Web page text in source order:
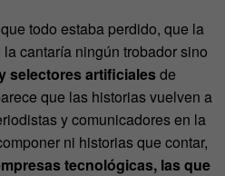
todo estaba perdido, que la
cantaría ningún trobador sino
selectores artificialesde
que las historias vuelven a
y comunicadores en la
ni historias que contar,
tecnológicas, las que